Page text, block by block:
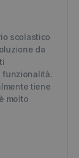
scolastico
da
funzionalità.
tiene
molto